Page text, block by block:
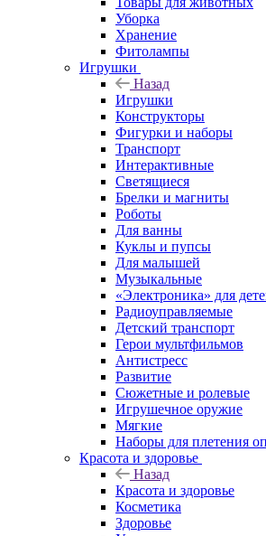
Уборка
Хранение
Фитолампы
Игрушки
Назад
Игрушки
Конструкторы
Фигурки и наборы
Транспорт
Интерактивные
Светящиеся
Брелки и магниты
Роботы
Для ванны
Куклы и пупсы
Для малышей
Музыкальные
«Электроника» для
Радиоуправляемые
Детский транспорт
Герои мультфильмов
Антистресс
Развитие
Сюжетные и ролевые
Игрушечное оружие
Мягкие
Наборы для плетения
Красота и здоровье
Назад
Красота и здоровье
Косметика
Здоровье